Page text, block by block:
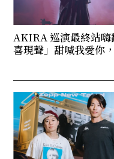
AKIRA 巡演最終站
喜現聲」甜喊我愛你